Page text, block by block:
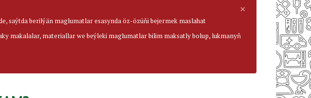
×
saýtda berilýän maglumatlar esasynda öz-özüňi bejermek maslahat
makalalar, materiallar we beýleki maglumatlar bilim maksatly bolup, lukmanyň